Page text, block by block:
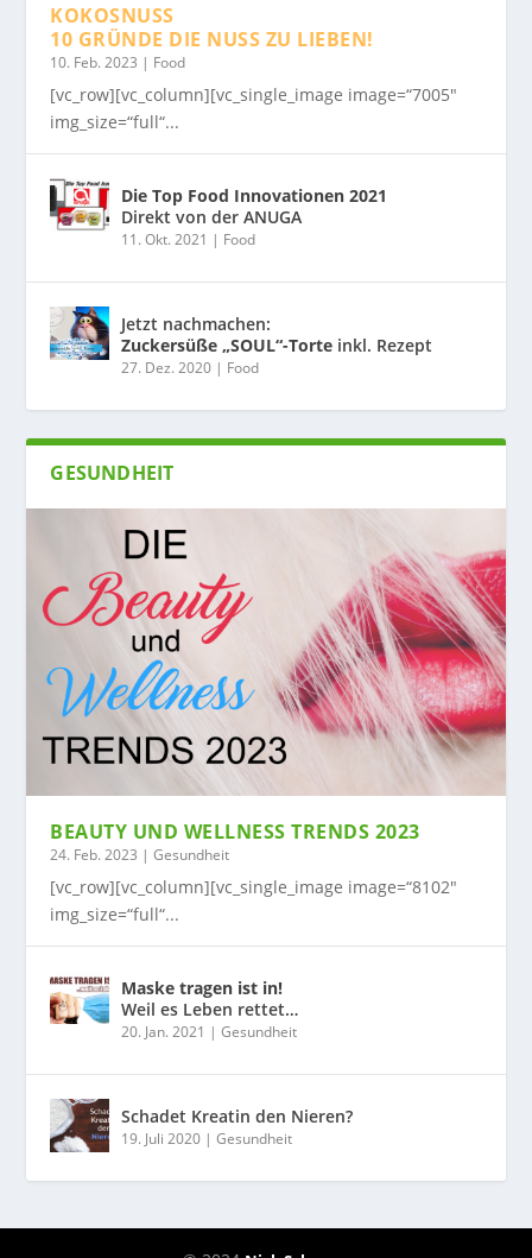
KOKOSNUSS
10 GRÜNDE DIE NUSS ZU LIEBEN!
10. Feb. 2023 | Food
[vc_row][vc_column][vc_single_image image=“7005″
img_size=“full“...
Die Top Food Innovationen 2021
Direkt von der ANUGA
11. Okt. 2021 | Food
Jetzt nachmachen:
Zuckersüße „SOUL“-Torte inkl. Rezept
27. Dez. 2020 | Food
GESUNDHEIT
BEAUTY UND WELLNESS TRENDS 2023
24. Feb. 2023 |Gesundheit
[vc_row][vc_column][vc_single_image image=“8102″
img_size=“full“...
Maske tragen ist in!
Weil es Leben rettet…
20. Jan. 2021 |Gesundheit
Schadet Kreatin den Nieren?
19. Juli 2020 |Gesundheit